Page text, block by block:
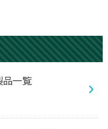
一覧